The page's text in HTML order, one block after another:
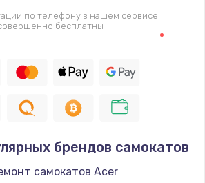
шим-контроллера
Заказать
Замена HDMI
600 руб.
Заказать
по телефону в нашем сервисе
бесплатны
брендов самокатов
самокатов Acer